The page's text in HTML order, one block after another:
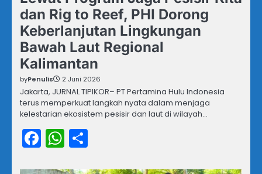
dan Rig to Reef, PHI Dorong
Keberlanjutan Lingkungan
Bawah Laut Regional
Kalimantan
byPenulis 2 Juni 2026
Jakarta, JURNAL TIPIKOR– PT Pertamina Hulu Indonesia
terus memperkuat langkah nyata dalam menjaga
kelestarian ekosistem pesisir dan laut di wilayah…
Facebook
WhatsApp